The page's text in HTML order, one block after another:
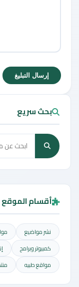
إرسال التبليغ
بحث سريع
أقسام الموقع
نشر مواضيع
كمبيوتر وبرامج
مواقع طبيه